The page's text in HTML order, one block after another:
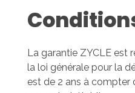
La garantie ZYCLE est
la loi générale pour la
est de 2 ans à compter